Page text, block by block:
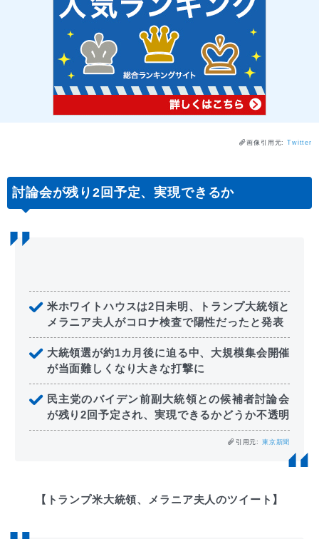
画像引用元:Twitter
討論会が残り2回予定、実現できるか
米ホワイトハウスは2日未明、トランプ大統領と
メラニア夫人がコロナ検査で陽性だったと発表
大統領選が約1カ月後に迫る中、大規模集会開催
が当面難しくなり大きな打撃に
民主党のバイデン前副大統領との候補者討論会
が残り2回予定され、実現できるかどうか不透明
引用元: 東京新聞
【トランプ米大統領、メラニア夫人のツイート】